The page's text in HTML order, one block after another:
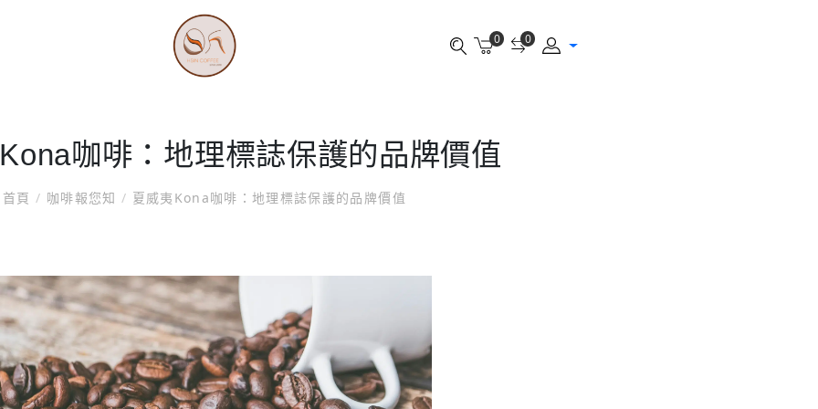
0 0
咖啡：地理標誌保護的品牌價值
首頁/ 咖啡報您知 / 夏威夷Kona咖啡：地理標誌保護的品牌價值